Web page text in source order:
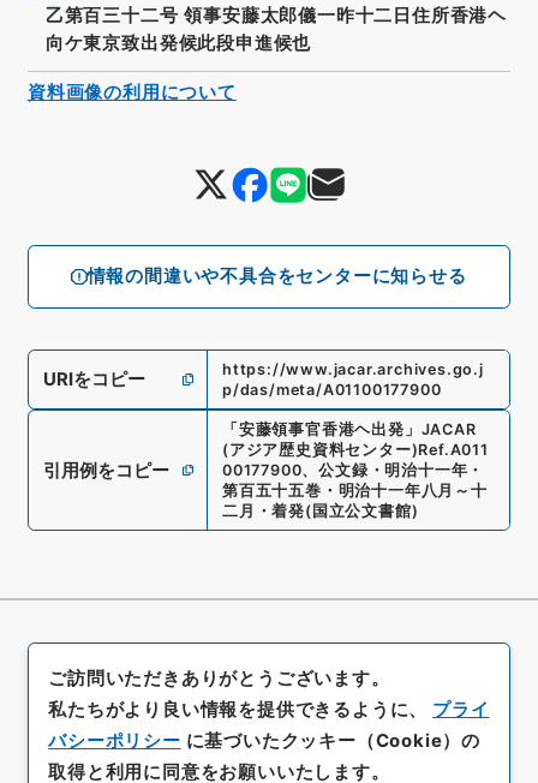
情報の間違いや不具合をセンターに知らせる
乙第百三十二号 領事安藤太郎儀一昨十二日住所香港ヘ
向ケ東京致出発候此段申進候也
URIをコピー
https://www.jacar.archives.go.j
p/das/meta/A01100177900
引用例をコピー
「 安藤領事官香港ヘ出発 」 JACAR
(アジア歴史資料センター)Ref.A011
00177900、公文録・明治十一年・
第百五十五巻・明治十一年八月～十
二月・着発( 国立公文書館)
資料画像の利用について
ご訪問いただきありがとうございます。
私たちがより良い情報を提供できるように、 プライ
バシーポリシー に基づいたクッキー（Cookie）の
取得と利用に同意をお願いいたします。